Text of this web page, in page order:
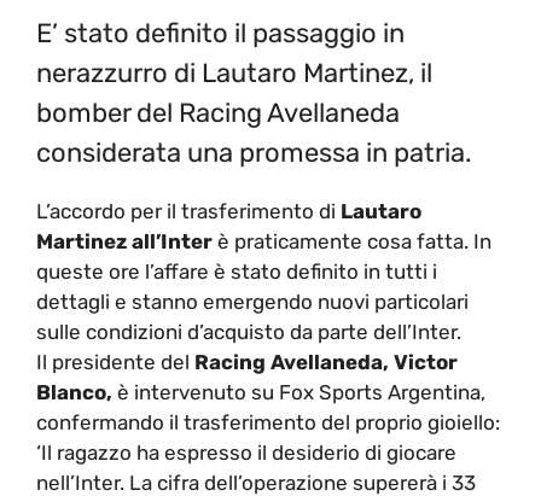
E’ stato definito il passaggio in
nerazzurro di Lautaro Martinez, il
bomber del Racing Avellaneda
considerata una promessa in patria.
L’accordo per il trasferimento di Lautaro
Martinez all’Inter è praticamente cosa fatta. In
queste ore l’affare è stato definito in tutti i
dettagli e stanno emergendo nuovi particolari
sulle condizioni d’acquisto da parte dell’Inter.
Il presidente del Racing Avellaneda, Victor
Blanco, è intervenuto su Fox Sports Argentina,
confermando il trasferimento del proprio gioiello:
‘Il ragazzo ha espresso il desiderio di giocare
nell’Inter. La cifra dell’operazione supererà i 33